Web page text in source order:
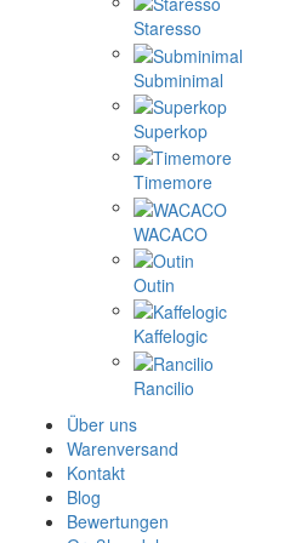
Staresso
Subminimal
Superkop
Timemore
WACACO
Outin
Kaffelogic
Rancilio
Über uns
Warenversand
Kontakt
Blog
Bewertungen